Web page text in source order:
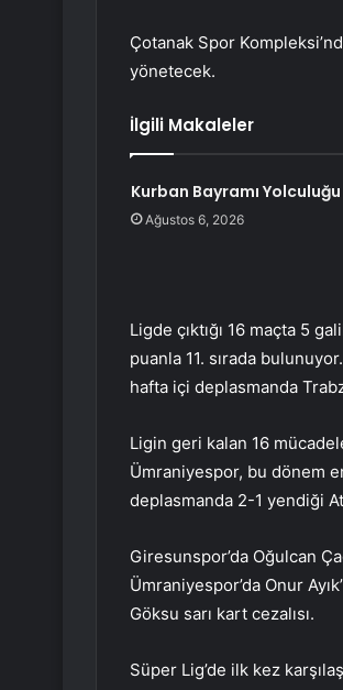
Çotanak Spor
yönetecek.
İlgili Makaleler
Kurban Bayramı Yolculuğu
Ağustos 6, 2026
Ligde çıktığı 16 maçta 5
puanla 11. sırada
hafta içi deplasmanda
Ligin geri kalan 16
Ümraniyespor, bu dönem
deplasmanda 2-1 yendiği
Giresunspor’da Oğulcan
Ümraniyespor’da Onur
Göksu sarı kart cezalısı.
Süper Lig’de ilk kez